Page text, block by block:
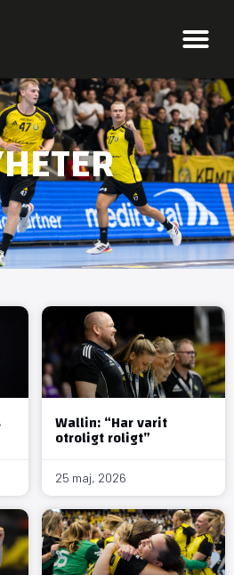
Wallin: “Har varit
otroligt roligt”
25 maj, 2026